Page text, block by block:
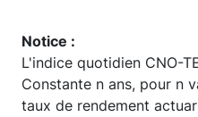
Notice :
L'indice quotidien CNO-
Constante n ans, pour n
taux de rendement